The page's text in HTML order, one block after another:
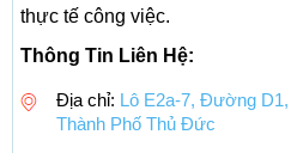
thực tế công việc.
Thông Tin Liên Hệ:
Địa chỉ: Lô E2a-7, Đường
Thành Phố Thủ Đức